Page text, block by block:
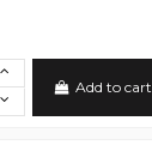
Add to cart